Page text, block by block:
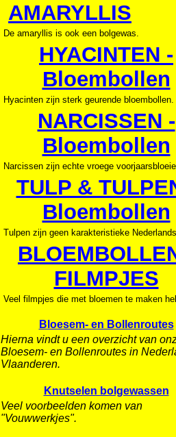
AMARYLLIS
De amaryllis is ook een bolgewas.
HYACINTEN -
Bloembollen
Hyacinten zijn sterk geurende bloembollen.
NARCISSEN -
Bloembollen
Narcissen zijn echte vroege
TULP &
Bloembollen
Tulpen zijn geen karakteristieke
FILMPJES
Veel filmpjes die met bloemen te maken
Bloesem- en Bollenroutes
Hierna vindt u een overzicht van
Bloesem- en Bollenroutes in
Vlaanderen.
Knutselen bolgewassen
Veel voorbeelden komen van
"Vouwwerkjes".